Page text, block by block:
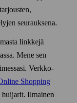
seurauksena.
linkkejä
Mene sen
Verkko­
Shopping
huijarit. Ilmainen